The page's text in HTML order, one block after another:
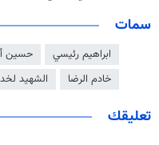
سمات
ابراهيم رئيسي حسين
خادم الرضا
الشهيد
تعليقك